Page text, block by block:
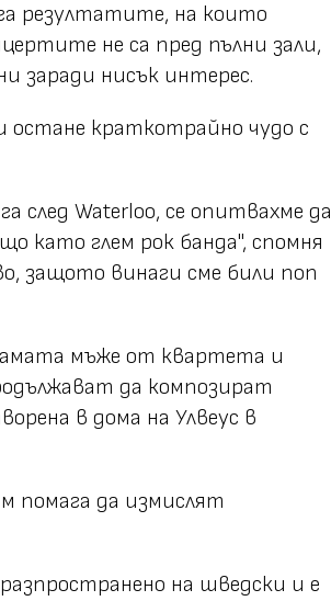
резултатите, на които
не са пред пълни зали,
заради нисък интерес.
остане краткотрайно чудо с
след Waterloo, се опитвахме да
като глем рок банда", спомня
защото винаги сме били поп
мъже от квартета и
да композират
в дома на Улвеус в
помага да измислят
на шведски и е